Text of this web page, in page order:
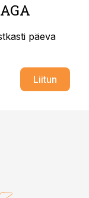
päeva
Liitun